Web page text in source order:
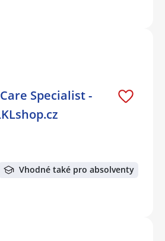
Specialist -
Vhodné také pro absolventy